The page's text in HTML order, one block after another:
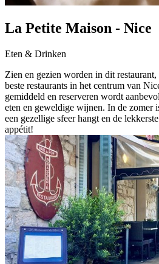
La Petite Maison - Nice
Eten & Drinken
Zien en gezien worden in dit
beste restaurants in het centrum van
gemiddeld en reserveren wordt
eten en geweldige wijnen. In de zomer
een gezellige sfeer hangt en de
appétit!